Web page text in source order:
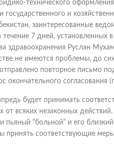
технического
и
заинтересованные
7 дней, установленных
здравоохранения Руслан
не имеются проблемы, до
повторное письмо
окончательного согласования
будет принимать
от всяких незаконных
пьяный “больной” и его
принять соответствующие